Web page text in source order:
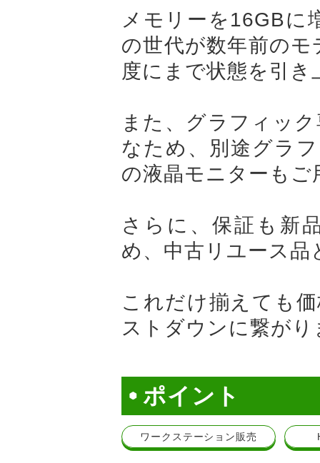
メモリーを16GBに
の世代が数年前の
度にまで状態を引
また、グラフィッ
なため、別途グラ
の液晶モニターも
さらに、保証も新
め、中古リユース
これだけ揃えても
ストダウンに繋がり
ポイント
ワークステーション販売